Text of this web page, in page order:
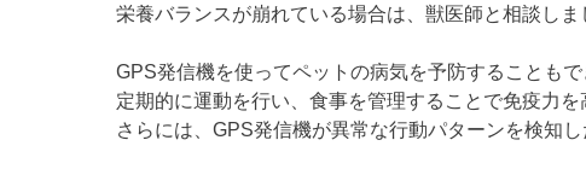
栄養バランスが崩れている場合は、獣医師と相談しま
GPS発信機を使ってペットの病気を予防することもで
定期的に運動を行い、食事を管理することで免疫力
さらには、GPS発信機が異常な行動パターンを検知